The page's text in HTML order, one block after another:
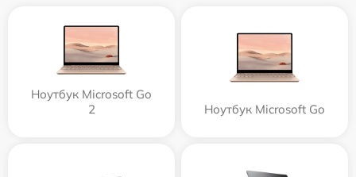
Ноутбук Microsoft Go
2
Ноутбук Microsoft Go